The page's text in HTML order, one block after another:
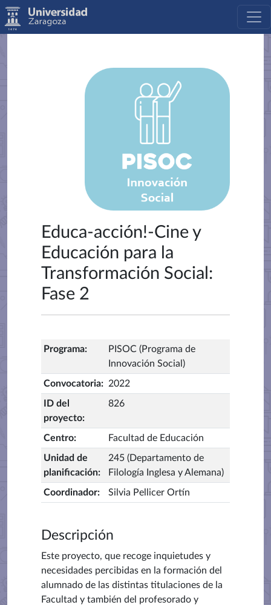
Educa-acción!-Cine y
Educación para la
Transformación Social:
Fase 2
Programa:
PISOC (Programa de
Innovación Social)
Convocatoria: 2022
ID del
proyecto:
826
Centro: Facultad de Educación
Unidad de
planificación:
245 (Departamento de
Filología Inglesa y Alemana)
Coordinador: Silvia Pellicer Ortín
Descripción
Este proyecto, que recoge inquietudes y
necesidades percibidas en la formación del
alumnado de las distintas titulaciones de la
Facultad y también del profesorado y